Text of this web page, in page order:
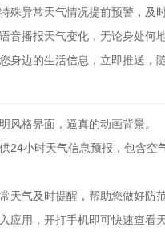
殊异常天气情况提前预警，及
音播报天气变化，无论身处何
身边的生活信息，立即推送，
风格界面，逼真的动画背景。
24小时天气信息预报，包含
天气及时提醒，帮助您做好防范
应用，开打手机即可快速查看天